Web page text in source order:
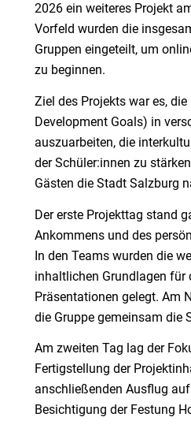
2026 ein weiteres Projekt
Vorfeld wurden die
Gruppen eingeteilt, um
zu beginnen.
Ziel des Projekts war es,
Development Goals) in
auszuarbeiten, die
der Schüler:innen zu
Gästen die Stadt Salzburg
Der erste Projekttag stand
Ankommens und des
In den Teams wurden die
inhaltlichen Grundlagen für
Präsentationen gelegt. Am
die Gruppe gemeinsam die
Am zweiten Tag lag der
Fertigstellung der
anschließenden Ausflug
Besichtigung der Festung